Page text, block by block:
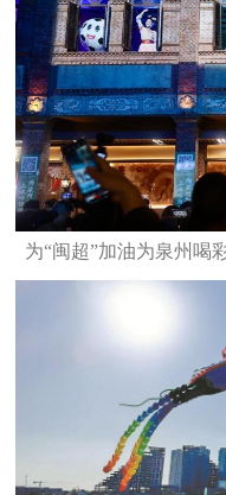
为“闽超”加油为泉州喝